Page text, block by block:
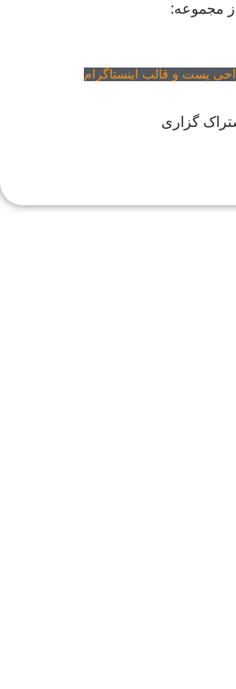
از مجموعه:
پست و قالب اینستاگرام
گزاری